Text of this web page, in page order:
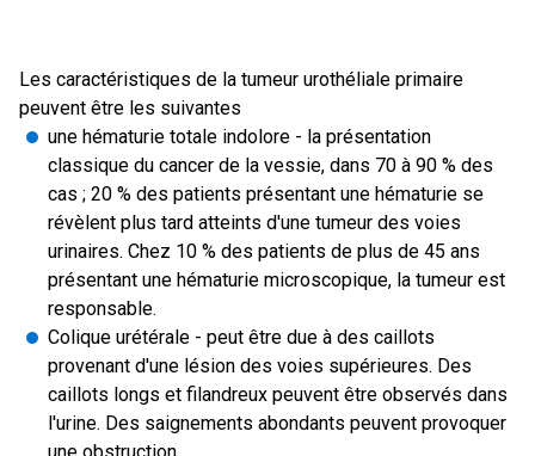
Les caractéristiques de la tumeur urothéliale primaire
peuvent être les suivantes
une hématurie totale indolore - la présentation
classique du cancer de la vessie, dans 70 à 90 % des
cas ; 20 % des patients présentant une hématurie se
révèlent plus tard atteints d'une tumeur des voies
urinaires. Chez 10 % des patients de plus de 45 ans
présentant une hématurie microscopique, la tumeur est
responsable.
Colique urétérale - peut être due à des caillots
provenant d'une lésion des voies supérieures. Des
caillots longs et filandreux peuvent être observés dans
l'urine. Des saignements abondants peuvent provoquer